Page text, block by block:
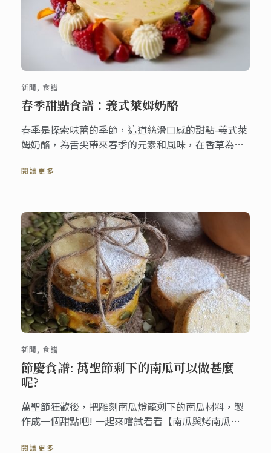
新聞, 食譜
春季甜點食譜：義式萊姆奶酪
春季是探索味蕾的季節，這道絲滑口感的甜點-義式萊
姆奶酪，為舌尖帶來春季的元素和風味，在香草為基
點，無論搭配哪一種餐點都非常合適!
閱讀更多
新聞, 食譜
節慶食譜: 萬聖節剩下的南瓜可以做甚麼
呢?
萬聖節狂歡後，把雕刻南瓜燈籠剩下的南瓜材料，製
作成一個甜點吧! 一起來嚐試看看【南瓜與烤南瓜子
閱讀更多